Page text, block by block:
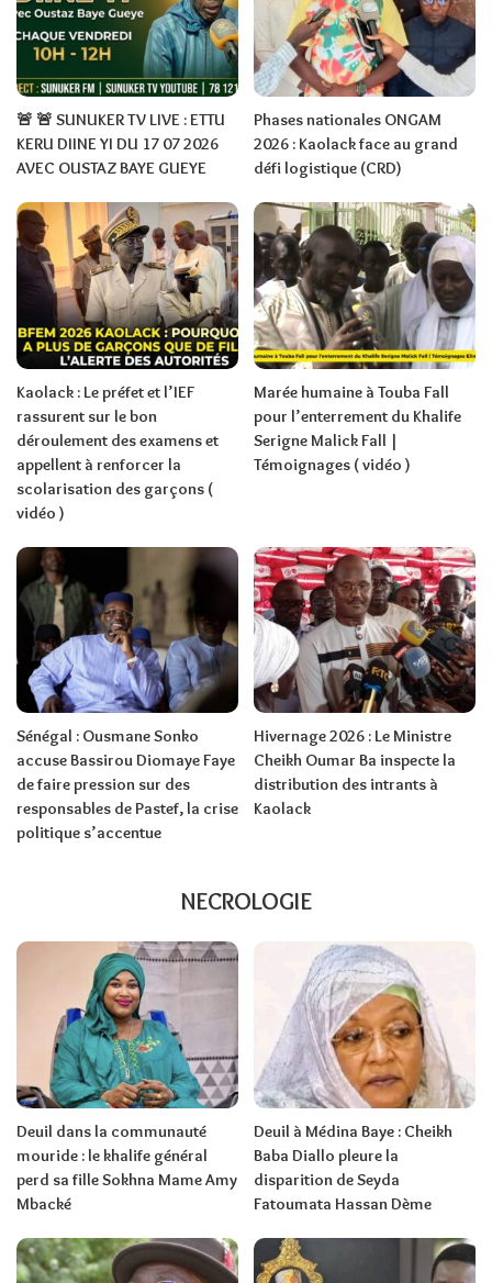
🚨 🚨 SUNUKER TV LIVE : ETTU
KERU DIINE YI DU 17 07 2026
AVEC OUSTAZ BAYE GUEYE
Phases nationales ONGAM
2026 : Kaolack face au grand
défi logistique (CRD)
Kaolack : Le préfet et l’IEF
rassurent sur le bon
déroulement des examens et
appellent à renforcer la
scolarisation des garçons (
vidéo )
Marée humaine à Touba Fall
pour l’enterrement du Khalife
Serigne Malick Fall |
Témoignages ( vidéo )
Sénégal : Ousmane Sonko
accuse Bassirou Diomaye Faye
de faire pression sur des
responsables de Pastef, la crise
politique s’accentue
Hivernage 2026 : Le Ministre
Cheikh Oumar Ba inspecte la
distribution des intrants à
Kaolack
NECROLOGIE
Deuil dans la communauté
mouride : le khalife général
perd sa fille Sokhna Mame Amy
Mbacké
Deuil à Médina Baye : Cheikh
Baba Diallo pleure la
disparition de Seyda
Fatoumata Hassan Dème